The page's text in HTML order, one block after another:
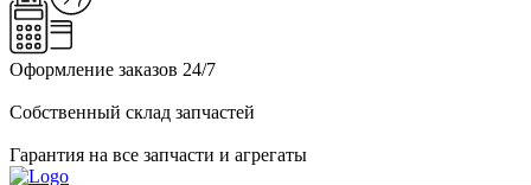
Оформление заказов 24/7
Собственный склад запчастей
Гарантия на все запчасти и агрегаты